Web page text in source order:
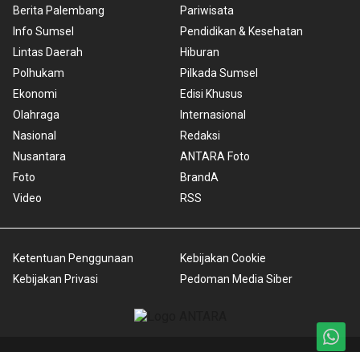
Berita Palembang
Info Sumsel
Lintas Daerah
Polhukam
Ekonomi
Olahraga
Nasional
Nusantara
Foto
Video
Pariwisata
Pendidikan & Kesehatan
Hiburan
Pilkada Sumsel
Edisi Khusus
Internasional
Redaksi
ANTARA Foto
BrandA
RSS
Ketentuan Penggunaan
Kebijakan Privasi
Kebijakan Cookie
Pedoman Media Siber